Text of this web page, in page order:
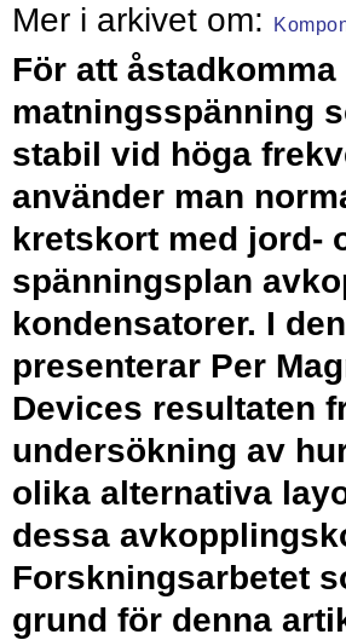
För att åstadkomma
matningsspänning
stabil vid höga
använder man
kretskort med jord-
spänningsplan
kondensatorer. I
presenterar Per
Devices resultaten
undersökning av
olika alternativa
dessa
Forskningsarbetet
grund för denna